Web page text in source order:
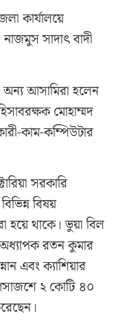
কার্যালয়ে
সাদাৎ বাদী
আসামিরা হলেন
মোহাম্মদ
কাম-কম্পিউটার
সরকারি
বিষয়
হয়ে থাকে। ভুয়া বিল
রতন কুমার
এবং ক্যাশিয়ার
২ কোটি ৪০